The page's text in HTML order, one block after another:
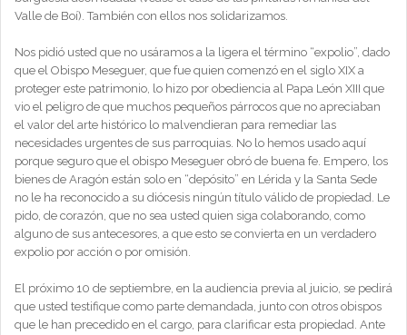
Valle de Boí). También con ellos nos solidarizamos.
Nos pidió usted que no usáramos a la ligera el término “expolio”, dado
que el Obispo Meseguer, que fue quien comenzó en el siglo XIX a
proteger este patrimonio, lo hizo por obediencia al Papa León XIII que
vio el peligro de que muchos pequeños párrocos que no apreciaban
el valor del arte histórico lo malvendieran para remediar las
necesidades urgentes de sus parroquias. No lo hemos usado aquí
porque seguro que el obispo Meseguer obró de buena fe. Empero, los
bienes de Aragón están solo en “depósito” en Lérida y la Santa Sede
no le ha reconocido a su diócesis ningún título válido de propiedad. Le
pido, de corazón, que no sea usted quien siga colaborando, como
alguno de sus antecesores, a que esto se convierta en un verdadero
expolio por acción o por omisión.
El próximo 10 de septiembre, en la audiencia previa al juicio, se pedirá
que usted testifique como parte demandada, junto con otros obispos
que le han precedido en el cargo, para clarificar esta propiedad. Ante